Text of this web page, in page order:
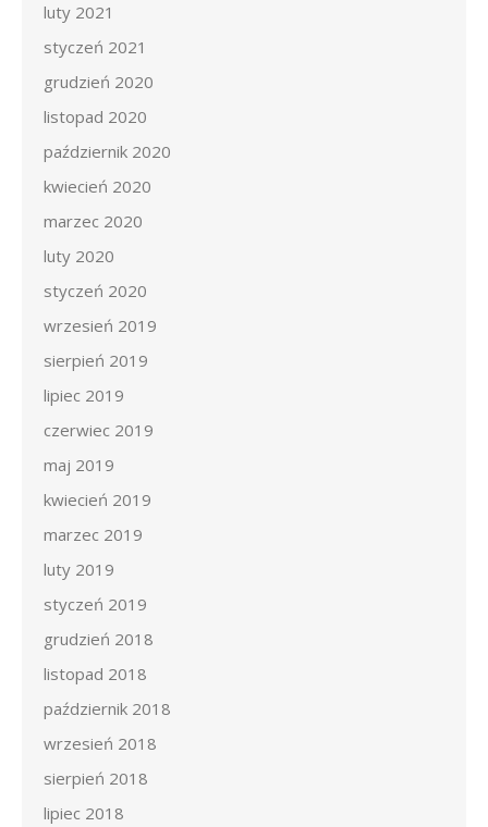
luty 2021
styczeń 2021
grudzień 2020
listopad 2020
październik 2020
kwiecień 2020
marzec 2020
luty 2020
styczeń 2020
wrzesień 2019
sierpień 2019
lipiec 2019
czerwiec 2019
maj 2019
kwiecień 2019
marzec 2019
luty 2019
styczeń 2019
grudzień 2018
listopad 2018
październik 2018
wrzesień 2018
sierpień 2018
lipiec 2018